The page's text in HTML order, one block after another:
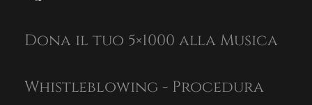
Dona il tuo 5×1000 alla Musica
Whistleblowing - Procedura